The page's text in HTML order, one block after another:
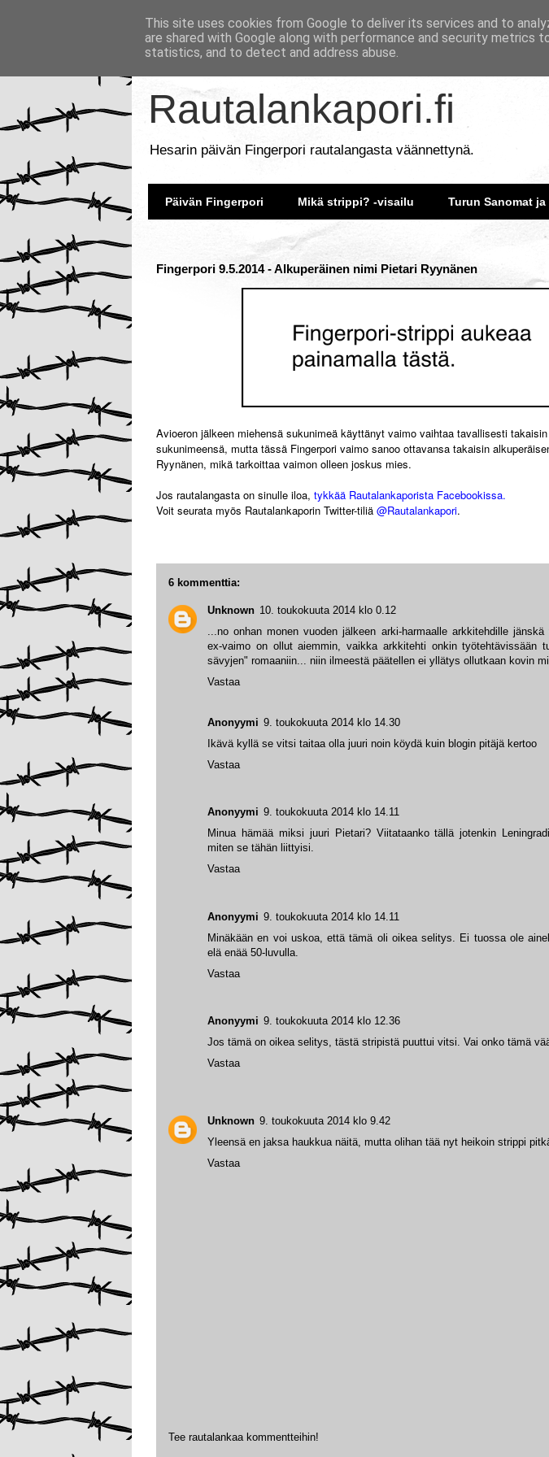
Rautalankapori.fi
Hesarin päivän Fingerpori rautalangasta väännettynä.
Päivän Fingerpori Mikä strippi? -visailu Turun Sanomat
Fingerpori 9.5.2014 - Alkuperäinen nimi Pietari Ryynänen
Avioeron jälkeen miehensä sukunimeä käyttänyt vaimo vaihtaa tavallisesti
sukunimeensä, mutta tässä Fingerpori vaimo sanoo ottavansa takaisin
Ryynänen, mikä tarkoittaa vaimon olleen joskus mies.
Jos rautalangasta on sinulle iloa, tykkää Rautalankaporista Facebookissa.
Voit seurata myös Rautalankaporin Twitter-tiliä @Rautalankapori.
6 kommenttia:
Unknown 9. toukokuuta 2014 klo 9.42
Yleensä en jaksa haukkua näitä, mutta olihan tää nyt heikoin strippi
Vastaa
Anonyymi 9. toukokuuta 2014 klo 12.36
Jos tämä on oikea selitys, tästä stripistä puuttui vitsi. Vai onko tämä
Vastaa
Anonyymi 9. toukokuuta 2014 klo 14.11
Minäkään en voi uskoa, että tämä oli oikea selitys. Ei tuossa ole
elä enää 50-luvulla.
Vastaa
Anonyymi 9. toukokuuta 2014 klo 14.11
Minua hämää miksi juuri Pietari? Viitataanko tällä jotenkin
miten se tähän liittyisi.
Vastaa
Anonyymi 9. toukokuuta 2014 klo 14.30
Ikävä kyllä se vitsi taitaa olla juuri noin köydä kuin blogin pitäjä kertoo
Vastaa
Unknown 10. toukokuuta 2014 klo 0.12
...no onhan monen vuoden jälkeen arki-harmaalle arkkitehdille
ex-vaimo on ollut aiemmin, vaikka arkkitehti onkin työtehtävissään
sävyjen" romaaniin... niin ilmeestä päätellen ei yllätys ollutkaan kovin
Vastaa
Tee rautalankaa kommentteihin!
This site uses cookies from Google to deliver its services and to
are shared with Google along with performance and security metrics
statistics, and to detect and address abuse.